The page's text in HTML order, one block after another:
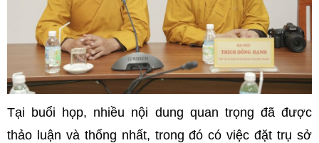
Tại buổi họp, nhiều nội dung quan trọng đã được
thảo luận và thống nhất, trong đó có việc đặt trụ sở